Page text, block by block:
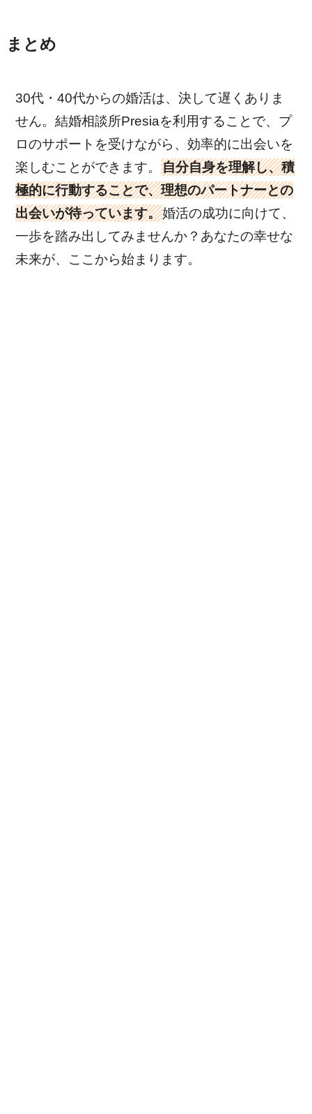
まとめ
30代・40代からの婚活は、決して遅くありま
せん。結婚相談所Presiaを利用することで、プ
ロのサポートを受けながら、効率的に出会いを
楽しむことができます。自分自身を理解し、積
極的に行動することで、理想のパートナーとの
出会いが待っています。婚活の成功に向けて、
一歩を踏み出してみませんか？あなたの幸せな
未来が、ここから始まります。